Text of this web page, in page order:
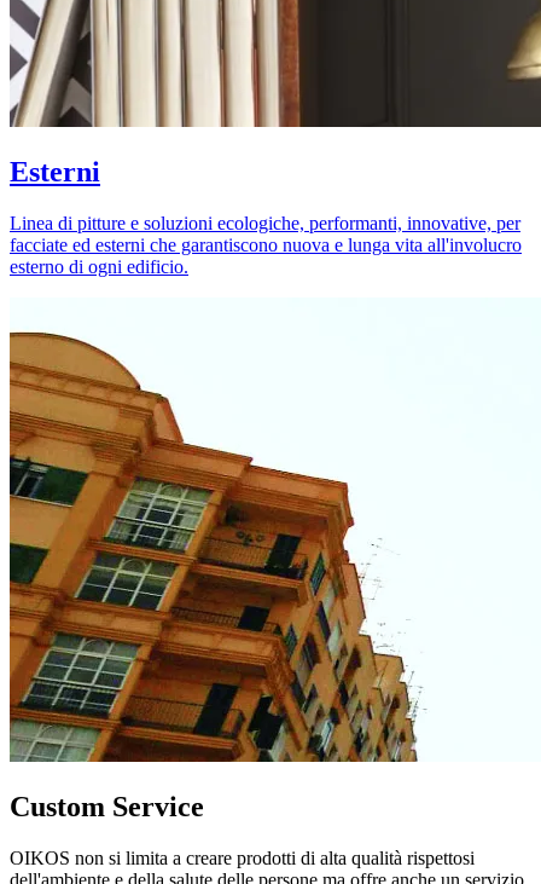
Esterni
Linea di pitture e soluzioni ecologiche, performanti, innovative, per
facciate ed esterni che garantiscono nuova e lunga vita all'involucro
esterno di ogni edificio.
Custom Service
OIKOS non si limita a creare prodotti di alta qualità rispettosi
dell'ambiente e della salute delle persone ma offre anche un servizio